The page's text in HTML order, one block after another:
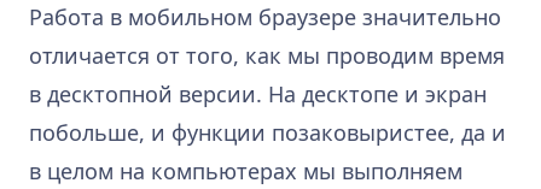
Работа в мобильном браузере значительно
отличается от того, как мы проводим время
в десктопной версии. На десктопе и экран
побольше, и функции позаковыристее, да и
в целом на компьютерах мы выполняем